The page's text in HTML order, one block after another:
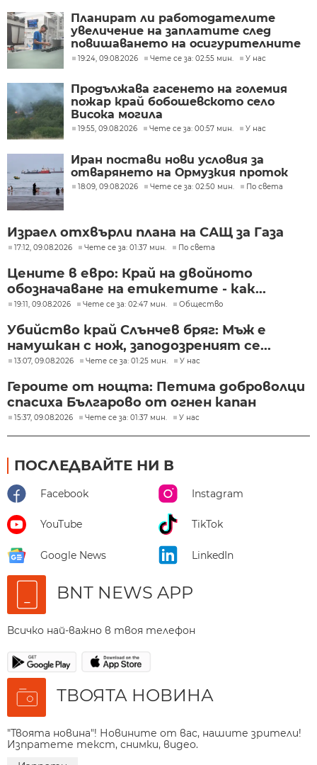
Планират ли работодателите
увеличение на заплатите след
повишаването на осигурителните
прагове?
19:24, 09.08.2026 Чете се за: 02:55 мин. У нас
Продължава гасенето на големия
пожар край бобошевското село
Висока могила
19:55, 09.08.2026 Чете се за: 00:57 мин. У нас
Иран постави нови условия за
отварянето на Ормузкия проток
18:09, 09.08.2026 Чете се за: 02:50 мин. По света
Израел отхвърли плана на САЩ за Газа
17:12, 09.08.2026 Чете се за: 01:37 мин. По света
Цените в евро: Край на двойното
обозначаване на етикетите - как...
19:11, 09.08.2026 Чете се за: 02:47 мин. Общество
Убийство край Слънчев бряг: Мъж е
намушкан с нож, заподозреният се...
13:07, 09.08.2026 Чете се за: 01:25 мин. У нас
Героите от нощта: Петима доброволци
спасиха Българово от огнен капан
15:37, 09.08.2026 Чете се за: 01:37 мин. У нас
ПОСЛЕДВАЙТЕ НИ В
Facebook Instagram
YouTube TikTok
Google News LinkedIn
BNT NEWS APP
Всичко най-важно в твоя телефон
ТВОЯТА НОВИНА
"Твоята новина"! Новините от вас, нашите зрители!
Изпратете текст, снимки, видео.